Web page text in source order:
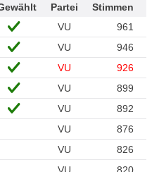
Partei
Stimmen
VU
961
VU
946
VU
926
VU
899
VU
892
VU
876
VU
826